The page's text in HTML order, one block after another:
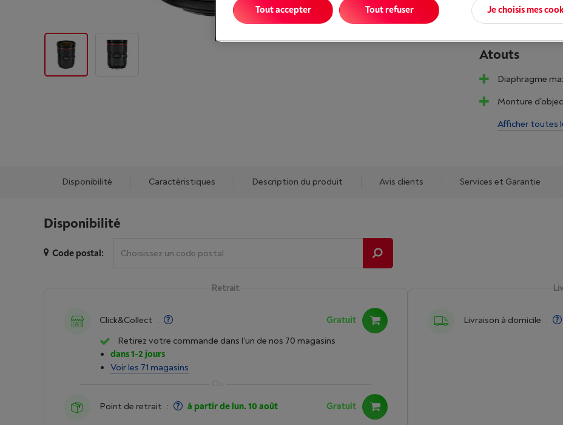
Atouts
Diaphragme
Monture
Afficher toutes
Disponibilité Caractéristiques Description du produit Avis clients Services et Garantie
Disponibilité
Code postal:
Livraison à domicile :
Retrait
Click&Collect :
Gratuit
Retirez votre commande dans l'un de nos 70 magasins
dans 1-2 jours
Voir les 71 magasins
Point de retrait : à partir de lun. 10 août Gratuit
Je choisis mes
Tout refuser
Tout accepter